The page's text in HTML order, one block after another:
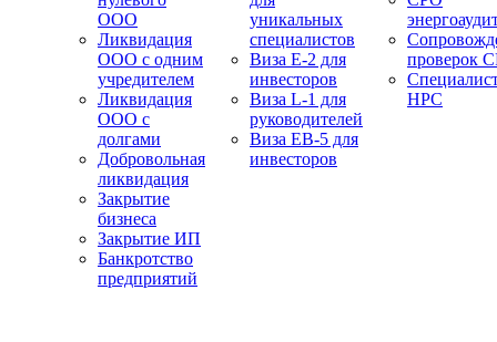
ООО
Ликвидация
ООО с одним
учредителем
Ликвидация
ООО с
долгами
Добровольная
ликвидация
Закрытие
бизнеса
Закрытие ИП
Банкротство
предприятий
уникальных
специалистов
Виза E-2 для
инвесторов
Виза L-1 для
руководителей
Виза EB-5 для
инвесторов
проверок
НРС